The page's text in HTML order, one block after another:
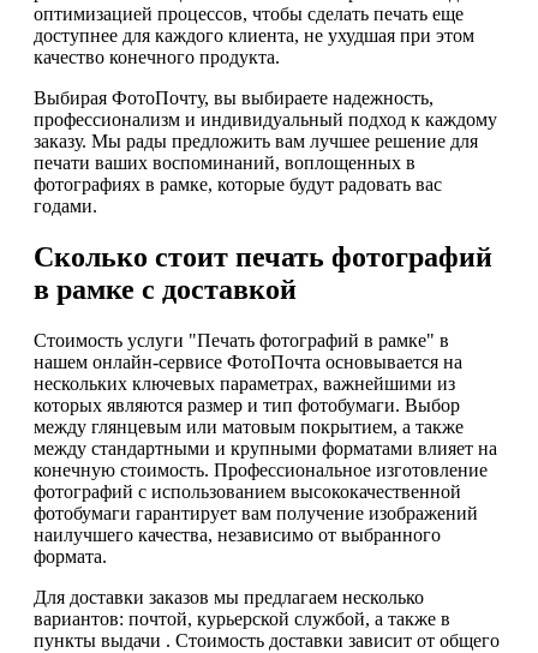
оптимизацией процессов, чтобы сделать печать еще
доступнее для каждого клиента, не ухудшая при этом
качество конечного продукта.
Выбирая ФотоПочту, вы выбираете надежность,
профессионализм и индивидуальный подход к каждому
заказу. Мы рады предложить вам лучшее решение для
печати ваших воспоминаний, воплощенных в
фотографиях в рамке, которые будут радовать вас
годами.
Сколько стоит печать фотографий
в рамке с доставкой
Стоимость услуги "Печать фотографий в рамке" в
нашем онлайн-сервисе ФотоПочта основывается на
нескольких ключевых параметрах, важнейшими из
которых являются размер и тип фотобумаги. Выбор
между глянцевым или матовым покрытием, а также
между стандартными и крупными форматами влияет на
конечную стоимость. Профессиональное изготовление
фотографий с использованием высококачественной
фотобумаги гарантирует вам получение изображений
наилучшего качества, независимо от выбранного
формата.
Для доставки заказов мы предлагаем несколько
вариантов: почтой, курьерской службой, а также в
пункты выдачи . Стоимость доставки зависит от общего